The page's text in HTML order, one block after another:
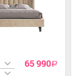
65 990a